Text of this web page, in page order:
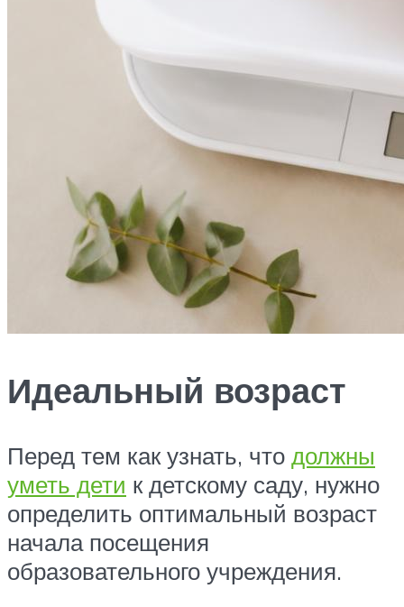
Идеальный возраст
Перед тем как узнать, что должны
уметь дети к детскому саду, нужно
определить оптимальный возраст
начала посещения
образовательного учреждения.